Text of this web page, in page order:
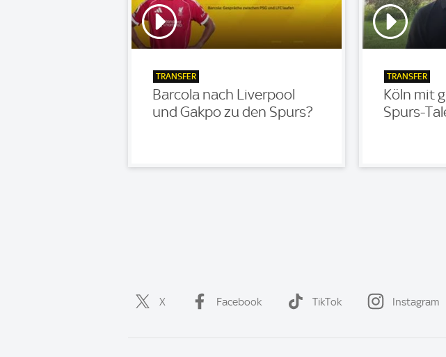
TRANSFER
Barcola nach Liverpool
und Gakpo zu den Spurs?
TRANSFER
Köln mit
Spurs-
X Facebook TikTok Instagram